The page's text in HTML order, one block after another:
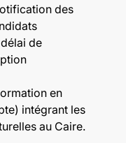
des
de
en
intégrant les
au Caire.